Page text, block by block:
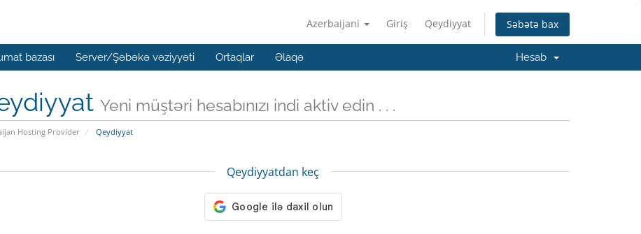
Azerbaijani Giriş Qeydiyyat Səbətə bax
bazası Server/Şəbəkə vəziyyəti Ortaqlar Əlaqə Hesab
Yeni müştəri hesabınızı indi aktiv edin . . .
Hosting Provider Qeydiyyat
Qeydiyyatdan keç